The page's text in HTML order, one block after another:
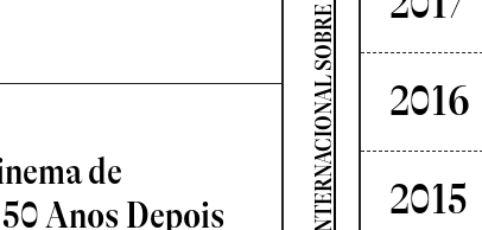
de
Anos Depois
2016
2015